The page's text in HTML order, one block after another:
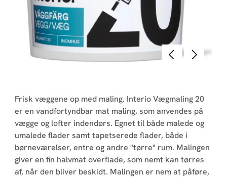
ForrigeNæste
Frisk væggene op med maling. Interio Vægmaling 20
er en vandfortyndbar mat maling, som anvendes på
vægge og lofter indendørs. Egnet til både malede og
umalede flader samt tapetserede flader, både i
børneværelser, entre og andre "tørre" rum. Malingen
giver en fin halvmat overflade, som nemt kan tørres
af, når den bliver beskidt. Malingen er nem at påføre,